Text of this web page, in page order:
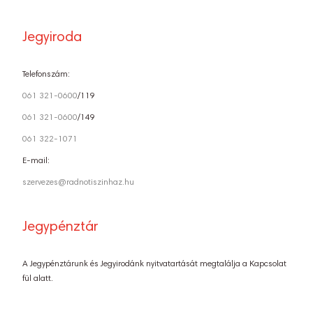
Jegyiroda
Telefonszám:
061 321-0600/119
061 321-0600/149
061 322-1071
E-mail:
szervezes@radnotiszinhaz.hu
Jegypénztár
A Jegypénztárunk és Jegyirodánk nyitvatartását megtalálja a Kapcsolat
fül alatt.